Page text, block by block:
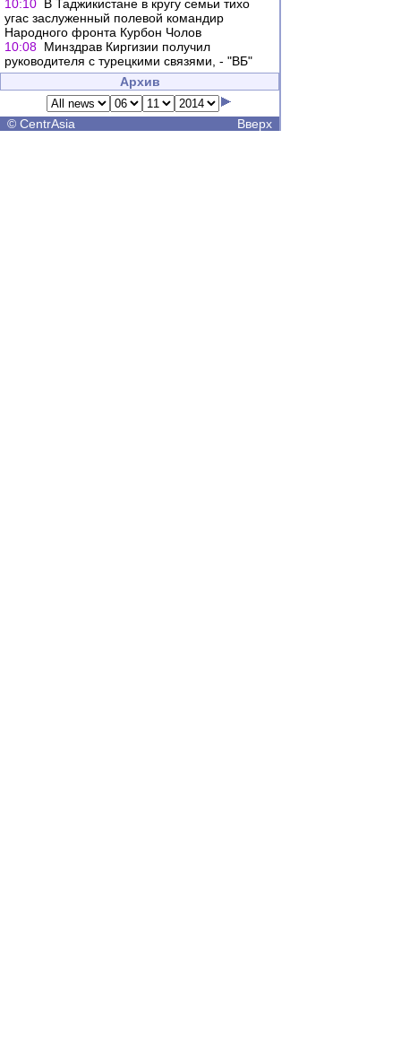
10:10
В Таджикистане в кругу семьи тихо
угас заслуженный полевой командир
Народного фронта Курбон Чолов
10:08 Минздрав Киргизии получил
руководителя с турецкими связями, - "ВБ"
Архив
© CentrAsia Вверх